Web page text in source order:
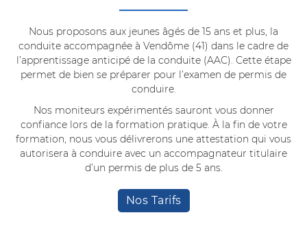
Nous proposons aux jeunes âgés de 15 ans et plus, la
conduite accompagnée à Vendôme (41) dans le cadre de
l’apprentissage anticipé de la conduite (AAC). Cette étape
permet de bien se préparer pour l’examen de permis de
conduire.
Nos moniteurs expérimentés sauront vous donner
confiance lors de la formation pratique. À la fin de votre
formation, nous vous délivrerons une attestation qui vous
autorisera à conduire avec un accompagnateur titulaire
d’un permis de plus de 5 ans.
Nos Tarifs